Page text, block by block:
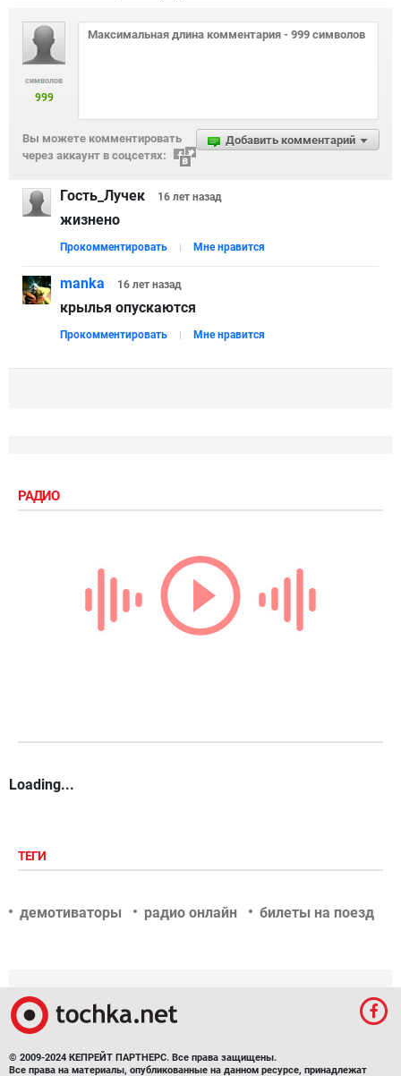
символов
999
Добавить комментарий
Вы можете комментировать
через аккаунт в соцсетях:
Гость_Лучек 16 лет назад
жизнено
Прокомментировать Мне нравится
manka 16 лет назад
крылья опускаются
Прокомментировать Мне нравится
РАДИО
Loading...
ТЕГИ
демотиваторы радио онлайн билеты на поезд
© 2009-2024 КЕПРЕЙТ ПАРТНЕРС. Все права защищены.
Все права на материалы, опубликованные на данном ресурсе, принадлежат